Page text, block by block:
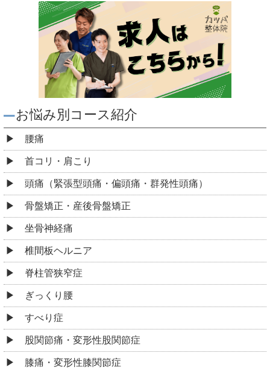
お悩み別コース紹介
腰痛
首コリ・肩こり
頭痛（緊張型頭痛・偏頭痛・群発性頭痛）
骨盤矯正・産後骨盤矯正
坐骨神経痛
椎間板ヘルニア
脊柱管狭窄症
ぎっくり腰
すべり症
股関節痛・変形性股関節症
膝痛・変形性膝関節症